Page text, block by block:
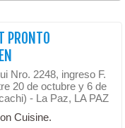
PRONTO
Nro. 2248, ingreso F.
20 de octubre y 6 de
- La Paz, LA PAZ
Cuisine.